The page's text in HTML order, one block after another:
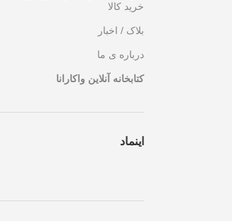
خرید کالا
بلاک / اخبار
درباره ی ما
کتابخانه آنلاین واکارانا
اینماد